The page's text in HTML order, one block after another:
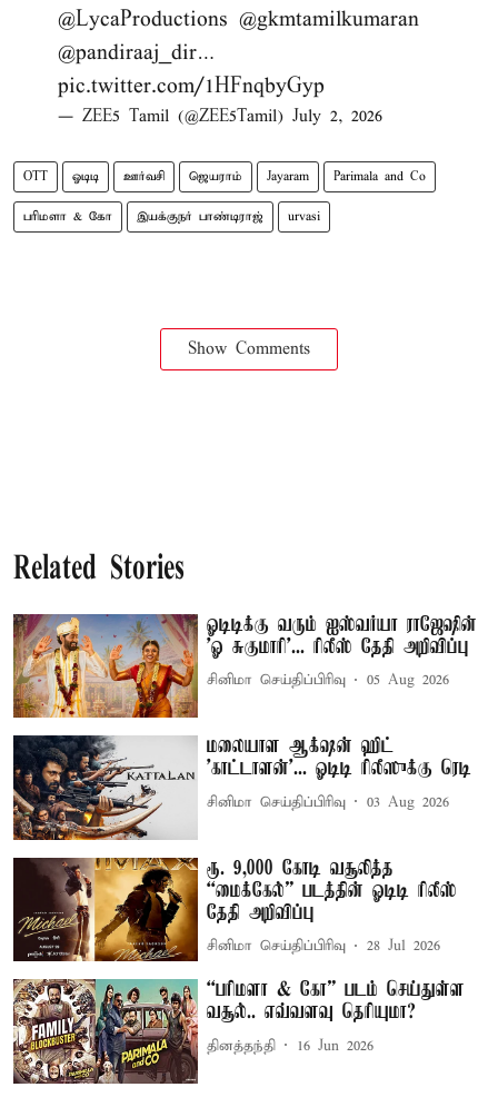
@LycaProductions @gkmtamilkumaran
@pandiraaj_dir…
pic.twitter.com/1HFnqbyGyp
— ZEE5 Tamil (@ZEE5Tamil) July 2, 2026
OTT ஓடிடி ஊர்வசி ஜெயராம் Jayaram Parimala and Co
பரிமளா & கோ இயக்குநர் பாண்டிராஜ் urvasi
Show Comments
Related Stories
ஓடிடிக்கு வரும் ஐஸ்வர்யா ராஜேஷின்
'ஓ சுகுமாரி'... ரிலீஸ் தேதி அறிவிப்பு
சினிமா செய்திப்பிரிவு 05 Aug 2026
மலையாள ஆக்‌ஷன் ஹிட்
'காட்டாளன்'... ஓடிடி ரிலீஸுக்கு ரெடி
சினிமா செய்திப்பிரிவு 03 Aug 2026
ரூ. 9,000 கோடி வசூலித்த
“மைக்கேல்” படத்தின் ஓடிடி ரிலீஸ்
தேதி அறிவிப்பு
சினிமா செய்திப்பிரிவு 28 Jul 2026
“பரிமளா & கோ” படம் செய்துள்ள
வசூல்.. எவ்வளவு தெரியுமா?
தினத்தந்தி 16 Jun 2026